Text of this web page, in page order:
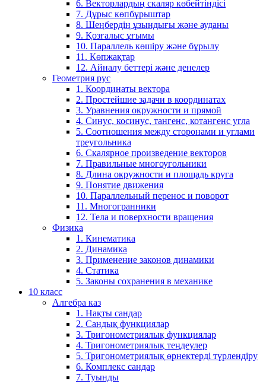
6. Векторлардың скаляр көбейтіндісі
7. Дұрыс көпбұрыштар
8. Шеңбердің ұзындығы және ауданы
9. Қозғалыс ұғымы
10. Параллель көшіру және бұрылу
11. Көпжақтар
12. Айналу беттері және денелер
Геометрия рус
1. Координаты вектора
2. Простейшие задачи в координатах
3. Уравнения окружности и прямой
4. Синус, косинус, тангенс, котангенс угла
5. Соотношения между сторонами и углами
треугольника
6. Скалярное произведение векторов
7. Правильные многоугольники
8. Длина окружности и площадь круга
9. Понятие движения
10. Параллельный перенос и поворот
11. Многогранники
12. Тела и поверхности вращения
Физика
1. Кинематика
2. Динамика
3. Применение законов динамики
4. Статика
5. Законы сохранения в механике
10 класс
Алгебра каз
1. Нақты сандар
2. Сандық функциялар
3. Тригонометриялық функциялар
4. Тригонометриялық теңдеулер
5. Тригонометриялық өрнектерді түрлендіру
6. Комплекс сандар
7. Туынды